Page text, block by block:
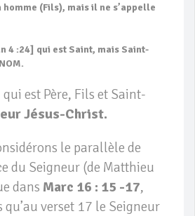
homme (Fils), mais il ne s’appelle
4 :24] qui est Saint, mais Saint-
est Père, Fils et Saint-
Jésus-Christ.
le parallèle de
du Seigneur (de Matthieu
dans Marc 16 : 15 -17,
verset 17 le Seigneur